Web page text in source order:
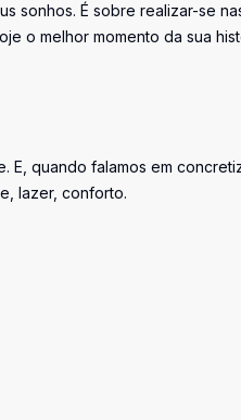
sonhos. É sobre realizar-se
o melhor momento da sua
quando falamos em
lazer, conforto.